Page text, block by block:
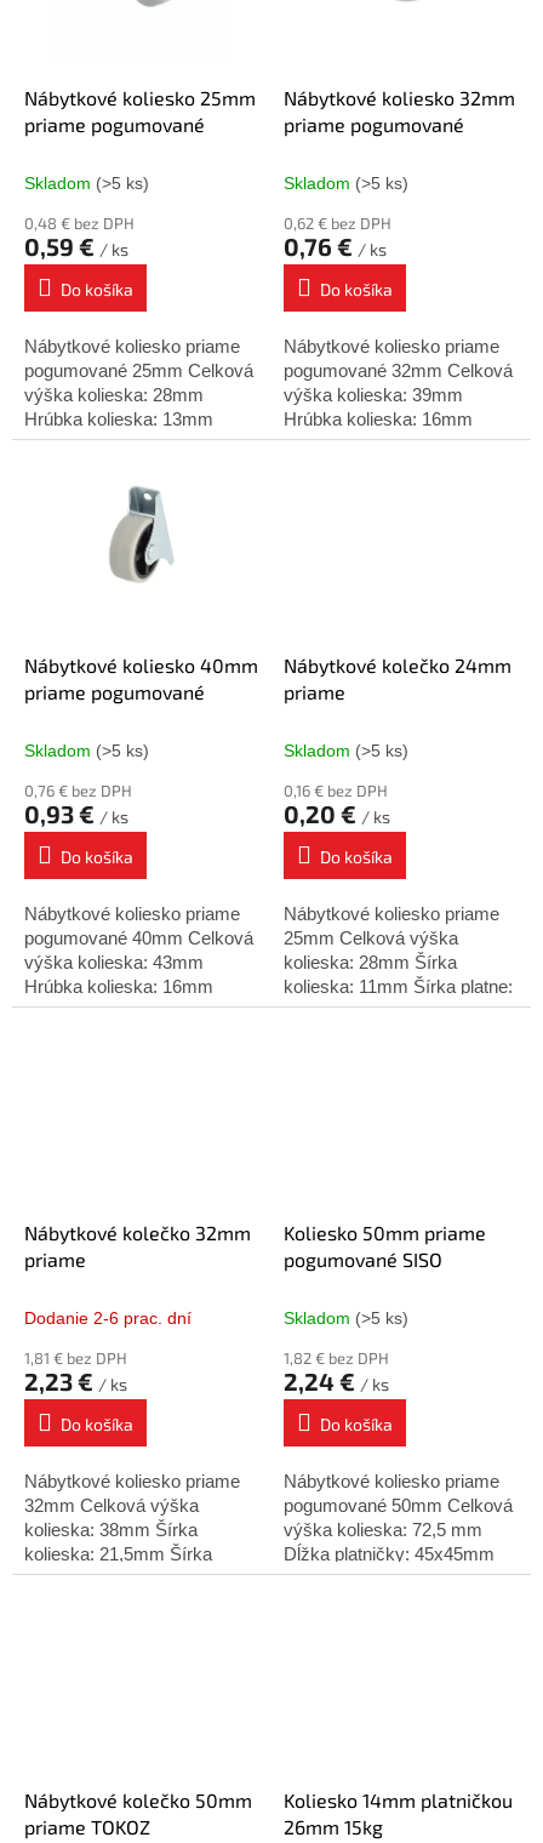
Nábytkové koliesko 25mm
priame pogumované
Skladom (>5 ks)
0,48 € bez DPH
0,59 € / ks
Do košíka
Nábytkové koliesko priame
pogumované 25mm Celková
výška kolieska: 28mm
Hrúbka kolieska: 13mm
Dĺžka platne: 42mm Rozteč
nosnosť: 25kg
Nábytkové koliesko 32mm
priame pogumované
Skladom (>5 ks)
0,62 € bez DPH
0,76 € / ks
Do košíka
Nábytkové koliesko priame
pogumované 32mm Celková
výška kolieska: 39mm
Hrúbka kolieska: 16mm
Dĺžka platne: 58mm Rozteč
Nábytkové koliesko 40mm
priame pogumované
Skladom (>5 ks)
0,76 € bez DPH
0,93 € / ks
Do košíka
Nábytkové koliesko priame
pogumované 40mm Celková
výška kolieska: 43mm
Hrúbka kolieska: 16mm
Dĺžka platne: 58mm Rozteč
Nábytkové kolečko 24mm
priame
Skladom (>5 ks)
0,16 € bez DPH
0,20 € / ks
Do košíka
Nábytkové koliesko priame
25mm Celková výška
kolieska: 28mm Šírka
kolieska: 11mm Šírka platne:
43mm Rozteč platne: 32mm
Nábytkové kolečko 32mm
priame
Dodanie 2-6 prac. dní
1,81 € bez DPH
2,23 € / ks
Do košíka
Nábytkové koliesko priame
32mm Celková výška
kolieska: 38mm Šírka
kolieska: 21,5mm Šírka
platne: 60mm Rozteč platne:
Koliesko 50mm priame
pogumované SISO
Skladom (>5 ks)
1,82 € bez DPH
2,24 € / ks
Do košíka
Nábytkové koliesko priame
pogumované 50mm Celková
výška kolieska: 72,5 mm
Dĺžka platničky: 45x45mm
Rozteč platničky: 30x30mm
Nábytkové kolečko 50mm
priame TOKOZ
Koliesko 14mm platničkou
26mm 15kg